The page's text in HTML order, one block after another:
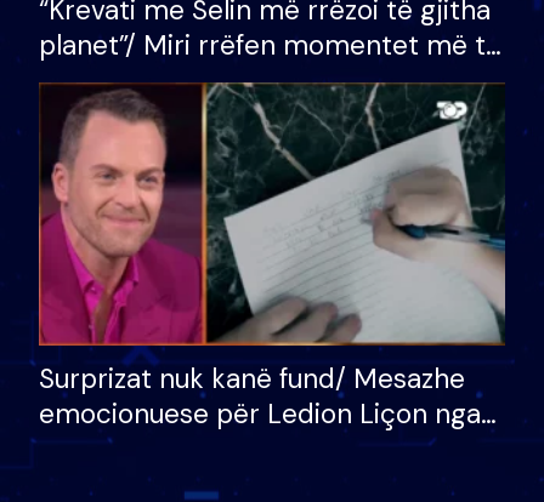
“Krevati me Selin më rrëzoi të gjitha
planet”/ Miri rrëfen momentet më të
bukura në shtëpinë e BB VIP: Do më
mungojë zilja e mëngjesit kur…
Surprizat nuk kanë fund/ Mesazhe
emocionuese për Ledion Liçon nga
nëna dhe fëmijët e tij, moderatori
nuk i mban dot lotët: Nuk meritoj…